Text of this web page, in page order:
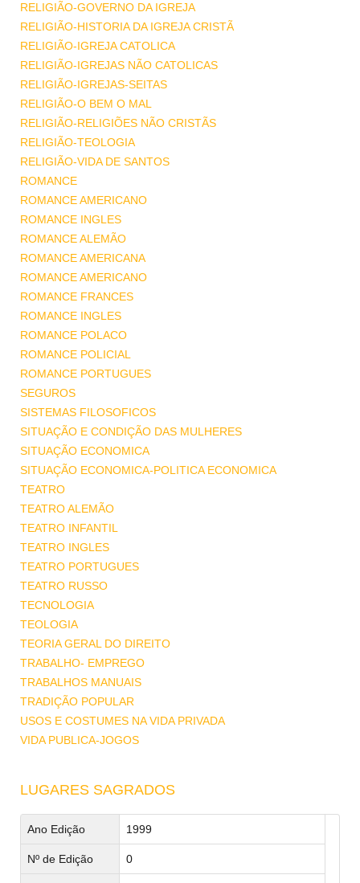
RELIGIÃO-GOVERNO DA IGREJA
RELIGIÃO-HISTORIA DA IGREJA CRISTÃ
RELIGIÃO-IGREJA CATOLICA
RELIGIÃO-IGREJAS NÃO CATOLICAS
RELIGIÃO-IGREJAS-SEITAS
RELIGIÃO-O BEM O MAL
RELIGIÃO-RELIGIÕES NÃO CRISTÃS
RELIGIÃO-TEOLOGIA
RELIGIÃO-VIDA DE SANTOS
ROMANCE
ROMANCE AMERICANO
ROMANCE INGLES
ROMANCE ALEMÃO
ROMANCE AMERICANA
ROMANCE AMERICANO
ROMANCE FRANCES
ROMANCE INGLES
ROMANCE POLACO
ROMANCE POLICIAL
ROMANCE PORTUGUES
SEGUROS
SISTEMAS FILOSOFICOS
SITUAÇÃO E CONDIÇÃO DAS MULHERES
SITUAÇÃO ECONOMICA
SITUAÇÃO ECONOMICA-POLITICA ECONOMICA
TEATRO
TEATRO ALEMÃO
TEATRO INFANTIL
TEATRO INGLES
TEATRO PORTUGUES
TEATRO RUSSO
TECNOLOGIA
TEOLOGIA
TEORIA GERAL DO DIREITO
TRABALHO- EMPREGO
TRABALHOS MANUAIS
TRADIÇÃO POPULAR
USOS E COSTUMES NA VIDA PRIVADA
VIDA PUBLICA-JOGOS
LUGARES SAGRADOS
Ano Edição 1999
Nº de Edição 0